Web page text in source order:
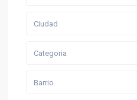
Ciudad
Categoria
Barrio